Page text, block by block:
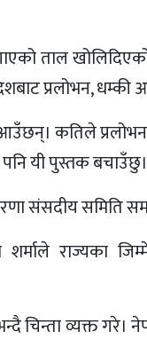
ताल खोलिदिएको
प्रलोभन, धम्की
आउँछन्। कतिले
यी पुस्तक
संसदीय समिति
शर्माले राज्यका
चिन्ता व्यक्त गरे।